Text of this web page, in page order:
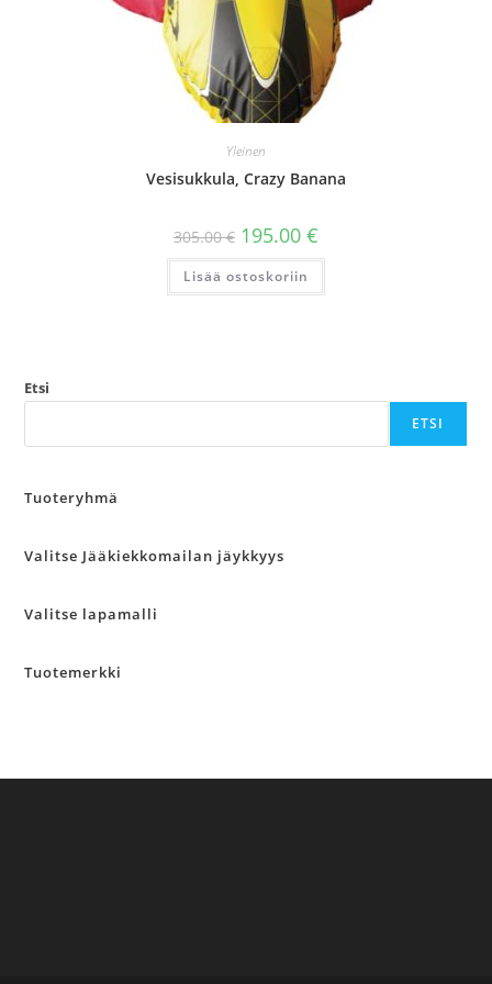
Yleinen
Vesisukkula, Crazy Banana
305.00€ Alkuperäinen
hinta
oli:
305.00 €.
195.00 €
on:
Lisää ostoskoriin
Etsi
ETSI
Tuoteryhmä
Valitse Jääkiekkomailan jäykkyys
Valitse lapamalli
Tuotemerkki